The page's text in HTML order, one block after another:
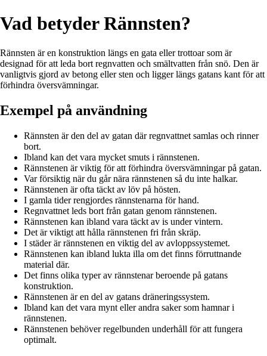
Vad betyder Rännsten?
Rännsten är en konstruktion längs en gata eller trottoar som är
designad för att leda bort regnvatten och smältvatten från snö. Den är
vanligtvis gjord av betong eller sten och ligger längs gatans kant för att
förhindra översvämningar.
Exempel på användning
Rännsten är den del av gatan där regnvattnet samlas och rinner
bort.
Ibland kan det vara mycket smuts i rännstenen.
Rännstenen är viktig för att förhindra översvämningar på gatan.
Var försiktig när du går nära rännstenen så du inte halkar.
Rännstenen är ofta täckt av löv på hösten.
I gamla tider rengjordes rännstenarna för hand.
Regnvattnet leds bort från gatan genom rännstenen.
Rännstenen kan ibland vara täckt av is under vintern.
Det är viktigt att hålla rännstenen fri från skräp.
I städer är rännstenen en viktig del av avloppssystemet.
Rännstenen kan ibland lukta illa om det finns förruttnande
material där.
Det finns olika typer av rännstenar beroende på gatans
konstruktion.
Rännstenen är en del av gatans dräneringssystem.
Ibland kan det vara mynt eller andra saker som hamnar i
rännstenen.
Rännstenen behöver regelbunden underhåll för att fungera
optimalt.